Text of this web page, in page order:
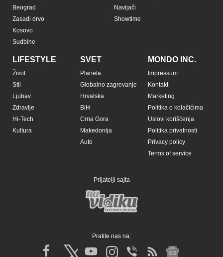
Beograd
Zasadi drvo
Kosovo
Sudbine
Navijači
Showtime
LIFESTYLE
Život
Stil
Ljubav
Zdravlje
Hi-Tech
Kultura
SVET
Planeta
Globalno zagrevanje
Hrvatska
BiH
Crna Gora
Makedonija
Auto
MONDO INC.
Impressum
Kontakt
Marketing
Politika o kolačićima
Uslovi korišćenja
Politika privatnosti
Privacy policy
Terms of service
Prijatelji sajta
Pratite nas na: